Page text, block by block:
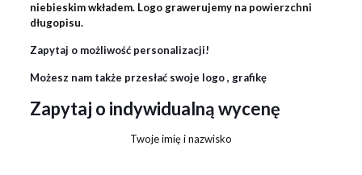
niebieskim wkładem. Logo grawerujemy na powierzchni
długopisu.
Zapytaj o możliwość personalizacji!
Możesz nam także przesłać swoje logo , grafikę
Zapytaj o indywidualną wycenę
Twoje imię i nazwisko